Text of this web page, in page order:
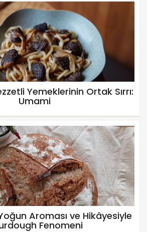
Yemeklerinin Ortak Sırrı:
Umami
Aroması ve Hikâyesiyle
Fenomeni